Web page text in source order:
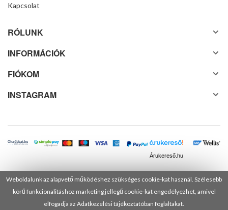
Weboldalunk az alapvető működéshez szükséges cookie-kat használ. Szélesebb
körű funkcionalitáshoz marketing jellegű cookie-kat engedélyezhet, amivel
elfogadja az Adatkezelési tájékoztatóban foglaltakat.
Kapcsolat
RÓLUNK
INFORMÁCIÓK
FIÓKOM
INSTAGRAM
Árukereső.hu
© 2025 Minden jog fenntartva! DANUSA Hungary Kft.